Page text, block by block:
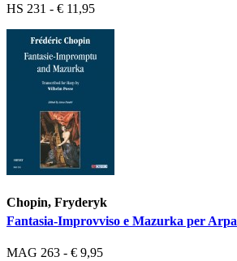
HS 231 - € 11,95
Chopin, Fryderyk
Fantasia-Improvviso e Mazurka per Arpa
MAG 263 - € 9,95